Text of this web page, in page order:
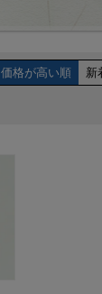
価格が高い順 新